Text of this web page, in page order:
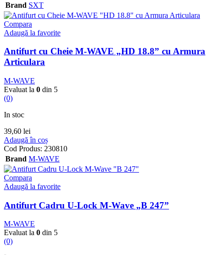
Brand SXT
Compara
Adaugă la favorite
Antifurt cu Cheie M-WAVE „HD 18.8” cu Armura
Articulara
M-WAVE
Evaluat la 0 din 5
(0)
In stoc
39,60 lei
Adaugă în coș
Cod Produs: 230810
Brand M-WAVE
Compara
Adaugă la favorite
Antifurt Cadru U-Lock M-Wave „B 247”
M-WAVE
Evaluat la 0 din 5
(0)